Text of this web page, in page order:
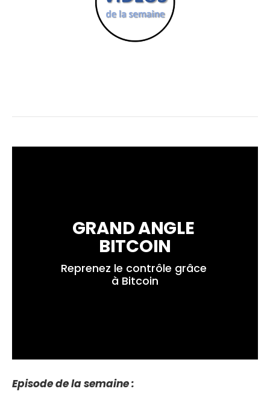
GRAND ANGLE
BITCOIN
Reprenez le contrôle grâce
à Bitcoin
Episode de la semaine :